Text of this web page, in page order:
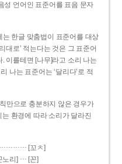
성 언어인 표준어를 표음 문자
는 한글 맞춤법이 표준어를 대상
대로’ 적는다는 것은 그 표준어
이를테면 [나무]라고 소리 나는
나는 표준어는 ‘달리다’로 적
만으로 충분하지 않은 경우가
는 환경에 따라 소리가 달라진
[꼬ㅊ]
노리] … [꼰]